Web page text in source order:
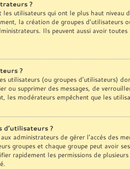
?
les utilisateurs qui ont le plus haut
la création de groupes
Ils peuvent aussi avoir
?
utilisateurs (ou groupes d’utilisateurs)
ou supprimer des messages, de
les modérateurs empêchent que les
d’utilisateurs ?
administrateurs de gérer l’accès des
groupes et chaque groupe peut avoir
rapidement les permissions de